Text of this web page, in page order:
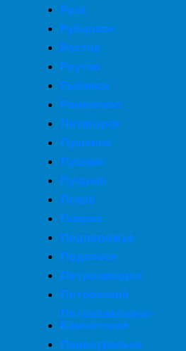
Руза
Рубцовск
Ростов
Реутов
Рыбинск
Раменское
Пятигорск
Пушкино
Пушкин
Пущино
Псков
Покров
Подпорожье
Подольск
Петрозаводск
Петровский
Петропавловск-
Камчатский
Первоуральск